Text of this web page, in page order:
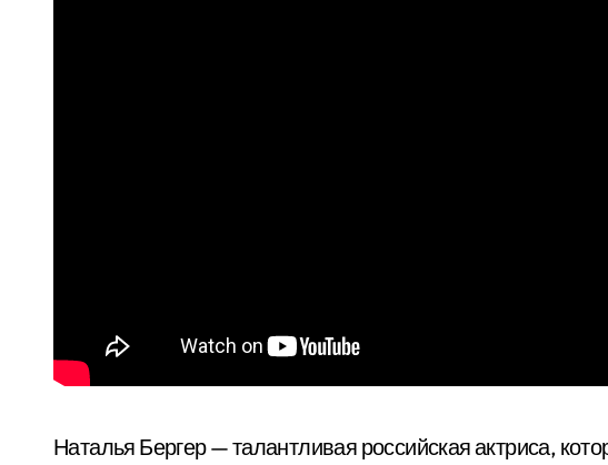
Наталья Бергер — талантливая российская актриса,